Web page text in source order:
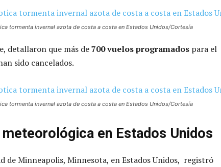
tormenta invernal azota de costa a costa en Estados Unidos/Cortesía
detallaron que más de700 vuelos programados para el
sido cancelados.
tormenta invernal azota de costa a costa en Estados Unidos/Cortesía
en Estados Unidos
de Minneapolis, Minnesota, en Estados Unidos, registró